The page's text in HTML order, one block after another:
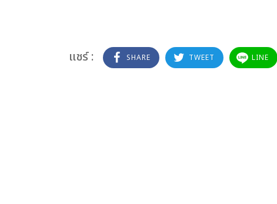
แชร์ : SHARE TWEET LINE